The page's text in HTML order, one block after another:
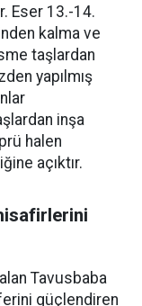
Eser 13.-14.
kalma ve
taşlardan
yapılmış
inşa
halen
açıktır.
Tavusbaba
güçlendiren